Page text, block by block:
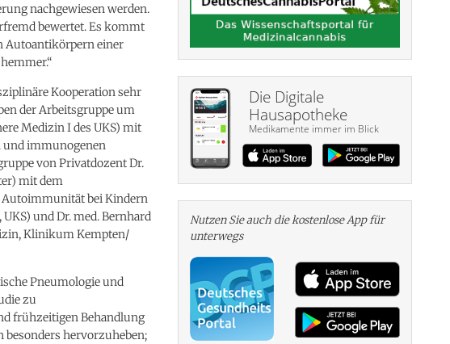
nachgewiesen werden.
bewertet. Es kommt
Autoantikörpern einer
Kooperation sehr
der Arbeitsgruppe um
Medizin I des UKS) mit
und immunogenen
von Privatdozent Dr.
mit dem
bei Kindern
und Dr. med. Bernhard
Klinikum Kempten/
Pneumologie und
zu
frühzeitigen Behandlung
hervorzuheben;
Die Digitale
Hausapotheke
Medikamente immer im Blick
Nutzen Sie auch die kosten­lose App für
unterwegs